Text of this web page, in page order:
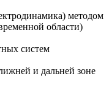
методом
области)
систем
и дальней зоне